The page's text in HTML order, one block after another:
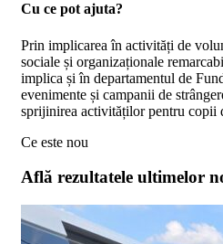
Cu ce pot ajuta?
Prin implicarea în activități de
sociale și organizaționale
implica și în departamentul de
evenimente și campanii de
sprijinirea activităților pentru copii
Ce este nou
Află rezultatele ultimelor